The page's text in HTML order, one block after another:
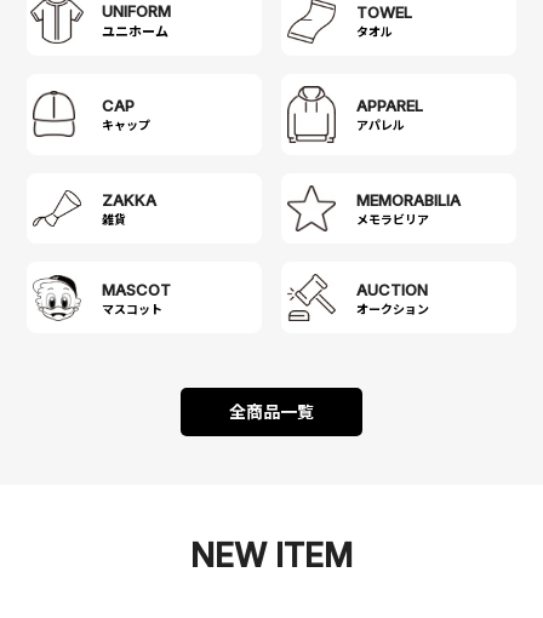
UNIFORM TOWEL
タオル
CAP
キャップ
APPAREL
アパレル
ZAKKA
雑貨
MEMORABILIA
メモラビリア
MASCOT
マスコット
AUCTION
オークション
全商品一覧
NEW ITEM